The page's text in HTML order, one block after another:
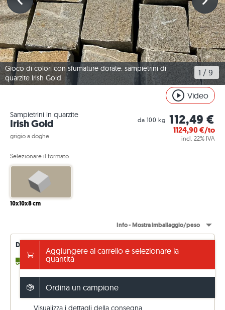
Gioco di colori con sfumature dorate: sampietrini di
quarzite Irish Gold
1 / 9
Video
Sampietrini in quarzite
Irish Gold
grigio a doghe
da 100 kg 112,49 €
1124,90€/to
incl. 22% IVA
Selezionare il formato:
10x10x8 cm
Info - Mostra imballaggio/peso
Disponibilità di consegna - aggiornata in modo permanente
2 - 3 Settimane
14 - 15 Settimane qualsiasi to (franco fabbrica)
Spedizione gratuita da 5.000 €
altrimenti 199 €. Prezzi IVA inclusa (22 %)
Visualizza i dettagli della consegna
Aggiungere al carrello e selezionare la
quantità
Ordina un campione